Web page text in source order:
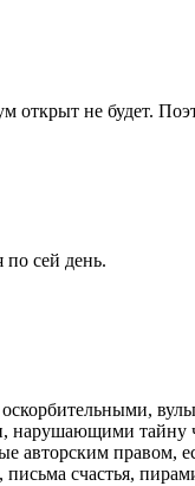
открыт не будет.
сей день.
нарушающими
авторским правом,
счастья,